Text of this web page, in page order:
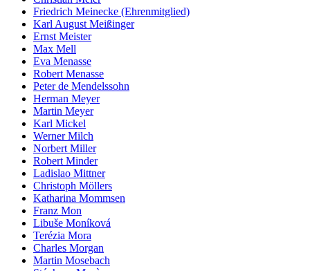
Friedrich Meinecke (Ehrenmitglied)
Karl August Meißinger
Ernst Meister
Max Mell
Eva Menasse
Robert Menasse
Peter de Mendelssohn
Herman Meyer
Martin Meyer
Karl Mickel
Werner Milch
Norbert Miller
Robert Minder
Ladislao Mittner
Christoph Möllers
Katharina Mommsen
Franz Mon
Libuše Moníková
Terézia Mora
Charles Morgan
Martin Mosebach